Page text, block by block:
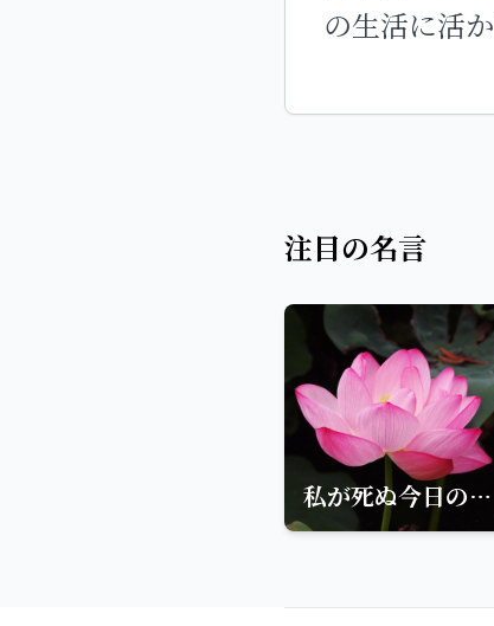
の生活に活
注目の名言
私が死ぬ今日の日はわたしが被土でする説法の第一日です